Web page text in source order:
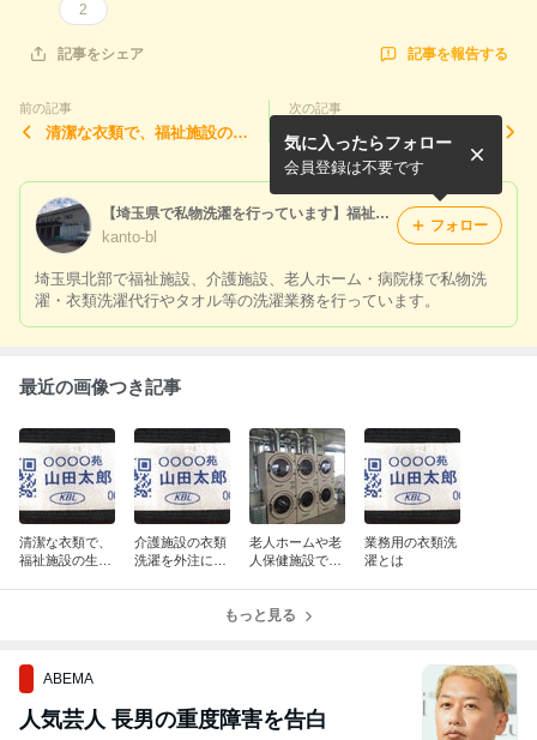
2
記事をシェア 記事を報告する
前の記事
清潔な衣類で、福祉施設の生
次の記事
介護施設の衣類洗濯を外注に
してみませんか？
【埼玉県で私物洗濯を行っています】福祉施設・老人ホーム・介護施設・病院での洗濯業務。リネン工場の関東ベビーランドリー＠埼玉県行田
kanto-bl
埼玉県北部で福祉施設、介護施設、老人ホーム・病院様で私物洗
濯・衣類洗濯代行やタオル等の洗濯業務を行っています。
気に入ったらフォロー
会員登録は不要です
フォロー
最近の画像つき記事
清潔な衣類で、
福祉施設の生活
介護施設の衣類
洗濯を外注にし
老人ホームや老
人保健施設での
業務用の衣類洗
濯とは
もっと見る
ABEMA
人気芸人 長男の重度障害を告白